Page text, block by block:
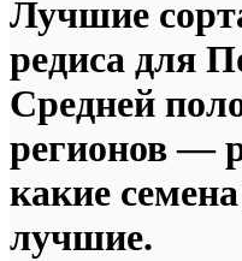
Лучшие
редиса для
Средней
регионов —
какие
лучшие.